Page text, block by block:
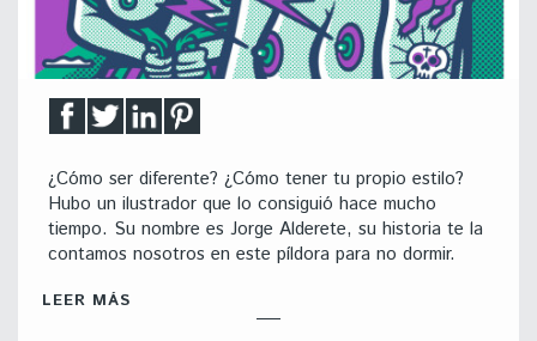
¿Cómo ser diferente? ¿Cómo tener tu propio estilo?
Hubo un ilustrador que lo consiguió hace mucho
tiempo. Su nombre es Jorge Alderete, su historia te la
contamos nosotros en este píldora para no dormir.
LEER MÁS